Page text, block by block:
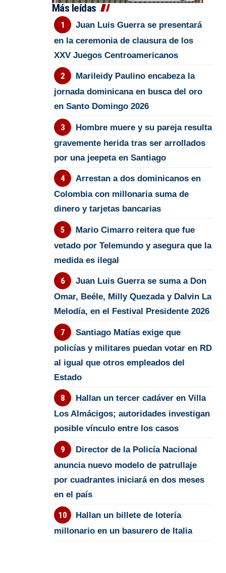
Más leídas
Juan Luis Guerra se presentará
en la ceremonia de clausura de los
XXV Juegos Centroamericanos
Marileidy Paulino encabeza la
jornada dominicana en busca del oro
en Santo Domingo 2026
Hombre muere y su pareja resulta
gravemente herida tras ser arrollados
por una jeepeta en Santiago
Arrestan a dos dominicanos en
Colombia con millonaria suma de
dinero y tarjetas bancarias
Mario Cimarro reitera que fue
vetado por Telemundo y asegura que la
medida es ilegal
Juan Luis Guerra se suma a Don
Omar, Beéle, Milly Quezada y Dalvin La
Melodía, en el Festival Presidente 2026
Santiago Matías exige que
policías y militares puedan votar en RD
al igual que otros empleados del
Estado
Hallan un tercer cadáver en Villa
Los Almácigos; autoridades investigan
posible vínculo entre los casos
Director de la Policía Nacional
anuncia nuevo modelo de patrullaje
por cuadrantes iniciará en dos meses
en el país
Hallan un billete de lotería
millonario en un basurero de Italia